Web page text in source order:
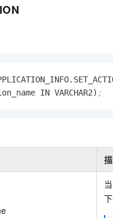
IN VARCHAR2)
;